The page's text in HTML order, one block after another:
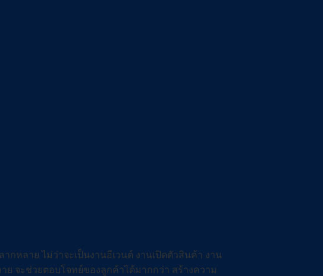
หลาย ไม่ว่าจะเป็นงานอีเวนต์ งานเปิดตัวสินค้า งาน
ย จะช่วยตอบโจทย์ของลูกค้าได้มากกว่า สร้างความ